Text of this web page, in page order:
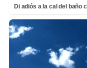
Di adiós a la cal del baño